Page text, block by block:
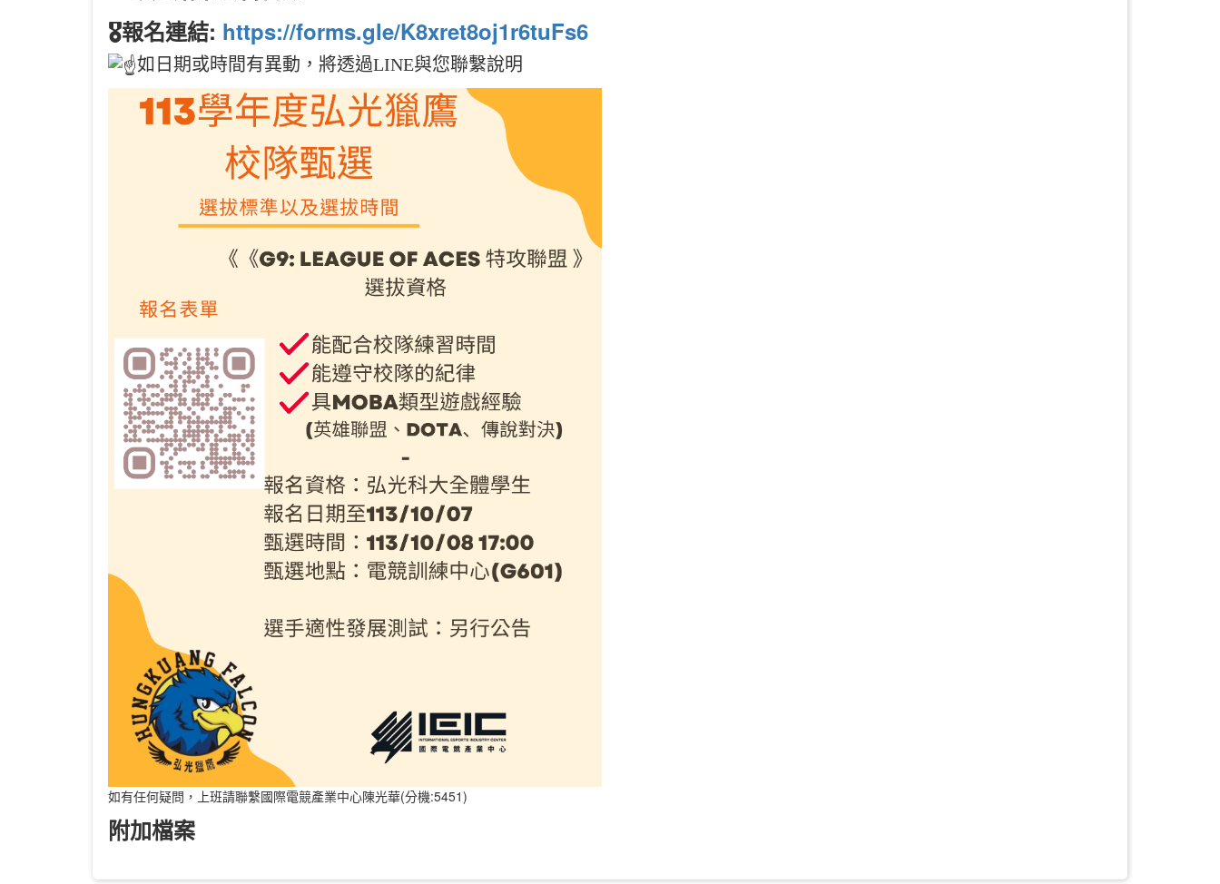
🎖️報名連結: https://forms.gle/K8xret8oj1r6tuFs6
如日期或時間有異動，將透過LINE與您聯繫說明
如有任何疑問，上班請聯繫國際電競產業中心陳光華(分機:5451)
附加檔案